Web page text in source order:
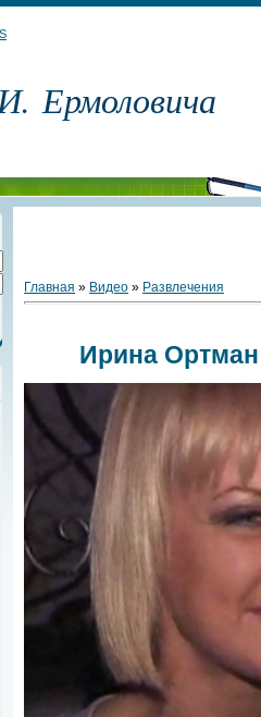
Ермоловича
Главная » Видео » Развлечения
Ирина